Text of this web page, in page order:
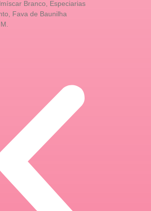
Branco, Especiarias
Fava de Baunilha